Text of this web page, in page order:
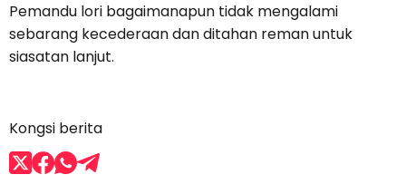
Pemandu lori bagaimanapun tidak mengalami
sebarang kecederaan dan ditahan reman untuk
siasatan lanjut.
Kongsi berita